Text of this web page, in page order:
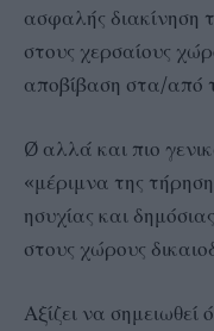
ασφαλής διακίνηση
στους χερσαίους
αποβίβαση στα/από
Ø αλλά και πιο
«μέριμνα της
ησυχίας και
στους χώρους
Αξίζει να